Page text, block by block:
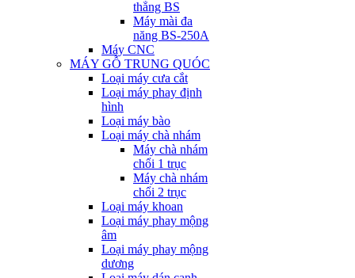
thẳng BS
Máy mài đa
năng BS-250A
Máy CNC
MÁY GỖ TRUNG QUÓC
Loại máy cưa cắt
Loại máy phay định
hình
Loại máy bào
Loại máy chà nhám
Máy chà nhám
chổi 1 trục
Máy chà nhám
chổi 2 trục
Loại máy khoan
Loại máy phay mộng
âm
Loại máy phay mộng
dương